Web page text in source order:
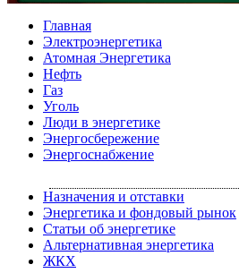
Главная
Электроэнергетика
Атомная Энергетика
Нефть
Газ
Уголь
Люди в энергетике
Энергосбережение
Энергоснабжение
Назначения и отставки
Энергетика и фондовый рынок
Статьи об энергетике
Альтернативная энергетика
ЖКХ